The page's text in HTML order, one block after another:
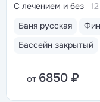
Баня русская
Бассейн закрытый
С лечением и без
от 6850 ₽